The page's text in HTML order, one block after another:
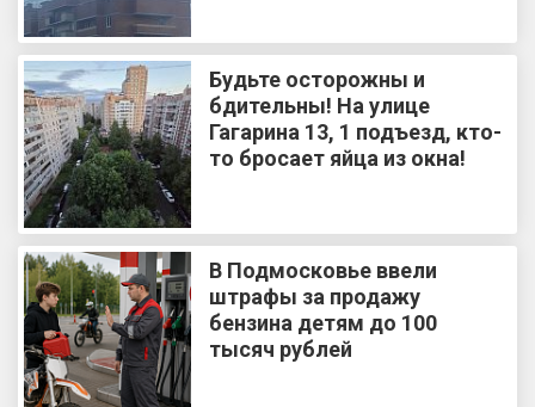
Будьте осторожны и
бдительны! На улице
Гагарина 13, 1 подъезд, кто-
то бросает яйца из окна!
В Подмосковье ввели
штрафы за продажу
бензина детям до 100
тысяч рублей